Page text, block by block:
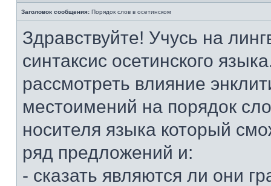
Заголовок сообщения: Порядок слов в осетинском
Здравствуйте! Учусь на
синтаксис осетинского
рассмотреть влияние
местоимений на порядок
носителя языка который
ряд предложений и:
- сказать являются ли они